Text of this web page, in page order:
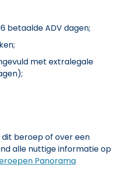
betaalde ADV dagen;
met extralegale
beroep of over een
alle nuttige informatie op
Panorama